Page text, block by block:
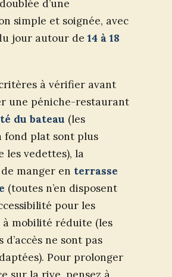
d’une
simple et soignée, avec
jour autour de 14 à 18
à vérifier avant
une péniche-restaurant
du bateau (les
fond plat sont plus
les vedettes), la
manger en terrasse
(toutes n’en disposent
pour les
à mobilité réduite (les
d’accès ne sont pas
Pour prolonger